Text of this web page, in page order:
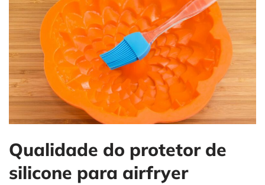
Qualidade do protetor de
silicone para airfryer